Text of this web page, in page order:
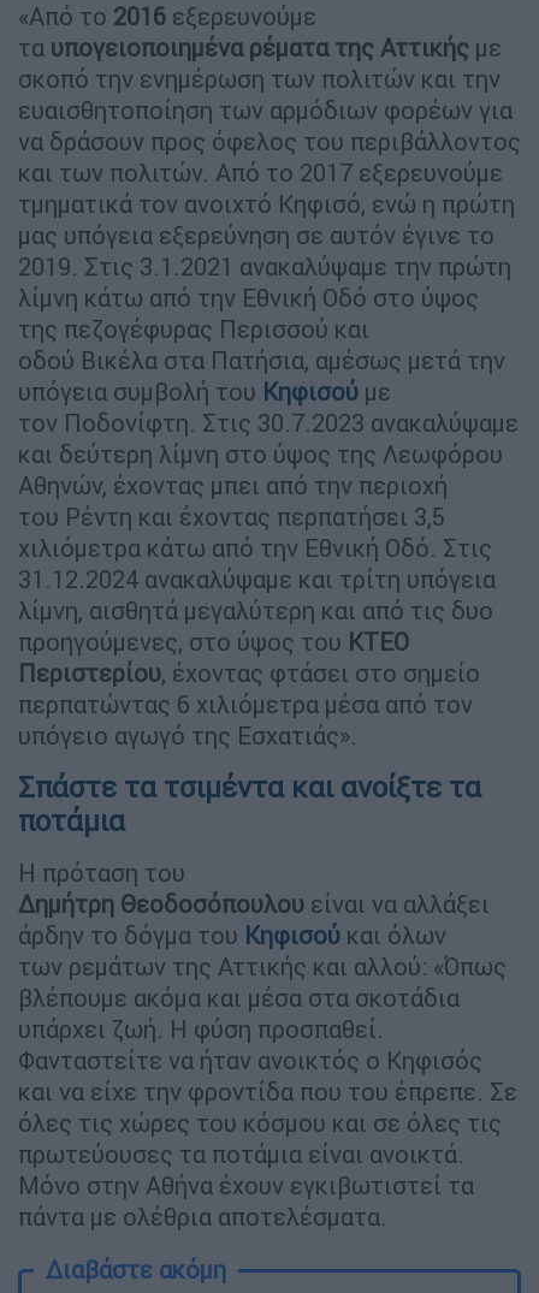
«Από το 2016 εξερευνούμε
τα υπογειοποιημένα ρέματα της Αττικής με
σκοπό την ενημέρωση των πολιτών και την
ευαισθητοποίηση των αρμόδιων φορέων για
να δράσουν προς όφελος του περιβάλλοντος
και των πολιτών. Από το 2017 εξερευνούμε
τμηματικά τον ανοιχτό Κηφισό, ενώ η πρώτη
μας υπόγεια εξερεύνηση σε αυτόν έγινε το
2019. Στις 3.1.2021 ανακαλύψαμε την πρώτη
λίμνη κάτω από την Εθνική Οδό στο ύψος
της πεζογέφυρας Περισσού και
οδού Βικέλα στα Πατήσια, αμέσως μετά την
υπόγεια συμβολή του Κηφισού με
τον Ποδονίφτη. Στις 30.7.2023 ανακαλύψαμε
και δεύτερη λίμνη στο ύψος της Λεωφόρου
Αθηνών, έχοντας μπει από την περιοχή
του Ρέντη και έχοντας περπατήσει 3,5
χιλιόμετρα κάτω από την Εθνική Οδό. Στις
31.12.2024 ανακαλύψαμε και τρίτη υπόγεια
λίμνη, αισθητά μεγαλύτερη και από τις δυο
προηγούμενες, στο ύψος του ΚΤΕΟ
Περιστερίου, έχοντας φτάσει στο σημείο
περπατώντας 6 χιλιόμετρα μέσα από τον
υπόγειο αγωγό της Εσχατιάς».
Σπάστε τα τσιμέντα και ανοίξτε τα
ποτάμια
Η πρόταση του
Δημήτρη Θεοδοσόπουλου είναι να αλλάξει
άρδην το δόγμα του Κηφισού και όλων
των ρεμάτων της Αττικής και αλλού: «Όπως
βλέπουμε ακόμα και μέσα στα σκοτάδια
υπάρχει ζωή. Η φύση προσπαθεί.
Φανταστείτε να ήταν ανοικτός ο Κηφισός
και να είχε την φροντίδα που του έπρεπε. Σε
όλες τις χώρες του κόσμου και σε όλες τις
πρωτεύουσες τα ποτάμια είναι ανοικτά.
Μόνο στην Αθήνα έχουν εγκιβωτιστεί τα
πάντα με ολέθρια αποτελέσματα.
Διαβάστε ακόμη